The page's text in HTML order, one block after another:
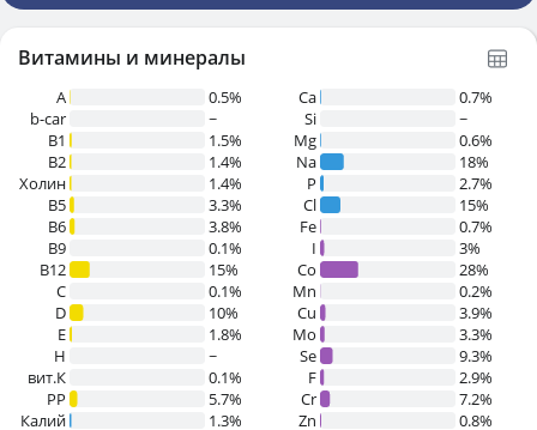
Витамины и минералы
A
0.5%
b-car
~
В1
1.5%
B2
1.4%
Холин
1.4%
B5
3.3%
B6
3.8%
B9
0.1%
B12
15%
C
0.1%
D
10%
E
1.8%
H
~
вит.К
0.1%
PP
5.7%
Калий
1.3%
Ca
0.7%
Si
~
Mg
0.6%
Na
18%
P
2.7%
Cl
15%
Fe
0.7%
I
3%
Co
28%
Mn
0.2%
Cu
3.9%
Mo
3.3%
Se
9.3%
F
2.9%
Cr
7.2%
Zn
0.8%